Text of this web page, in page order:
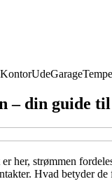
KontorUdeGarage
– din guide
her, strømmen
Hvad betyder